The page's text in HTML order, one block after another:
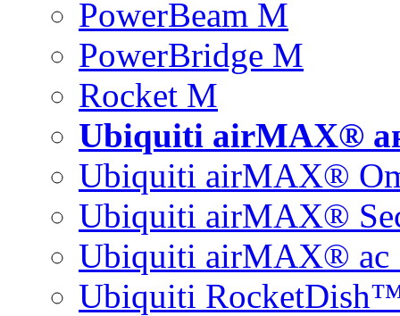
PowerBeam M
PowerBridge M
Rocket M
Ubiquiti airMAX®
Ubiquiti airMAX®
Ubiquiti airMAX®
Ubiquiti airMAX® ac
Ubiquiti